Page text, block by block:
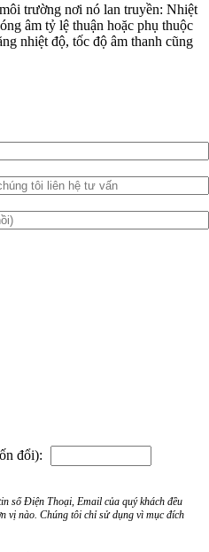
trường nơi nó lan truyền: Nhiệt
âm tỷ lệ thuận hoặc phụ thuộc
nhiệt độ, tốc độ âm thanh cũng
đổi):
số Điện Thoại, Email của quý khách đều
vị nào. Chúng tôi chỉ sử dụng vì mục đích